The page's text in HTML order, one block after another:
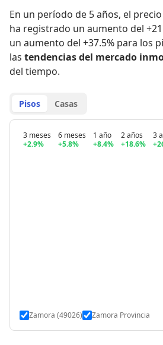
En un período de 5 años, el
ha registrado un aumento del
un aumento del +37.5% para los
las tendencias del mercado
del tiempo.
Pisos Casas
3 meses
+2.9%
6 meses
+5.8%
1 año
+8.4%
2 años
+18.6%
3
Zamora (49026) Zamora Provincia